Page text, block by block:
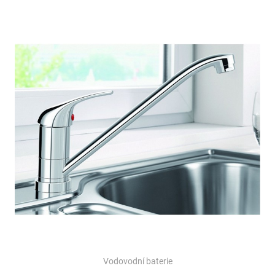
v
v
ý
p
u
Vodovodní baterie